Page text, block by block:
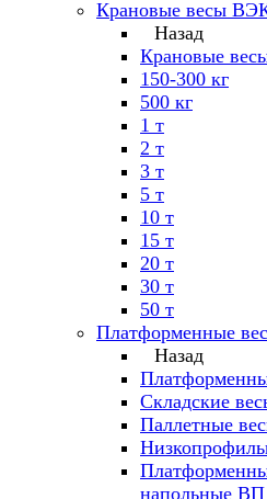
Крановые весы
Назад
Крановые
150-300 кг
500 кг
1 т
2 т
3 т
5 т
10 т
15 т
20 т
30 т
50 т
Платформенные
Назад
Складские
Паллетные
напольные ВП